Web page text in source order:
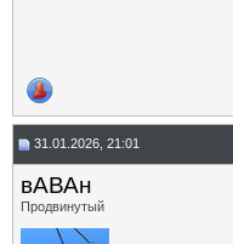
31.01.2026, 21:01
вАВАн
Продвинутый